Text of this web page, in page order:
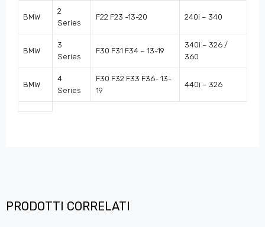
BMW
2
Series
F22 F23 -13-20 240i – 340
BMW
3
Series
F30 F31 F34 – 13-19
340i – 326 /
360
BMW
4
Series
F30 F32 F33 F36- 13-
19
440i – 326
PRODOTTI CORRELATI